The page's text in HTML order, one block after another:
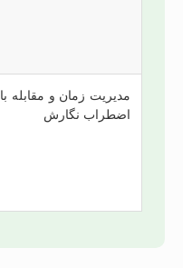
مدیریت زمان و مقابله با
اضطراب نگارش